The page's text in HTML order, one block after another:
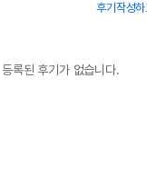
후기작성
등록된 후기가 없습니다.